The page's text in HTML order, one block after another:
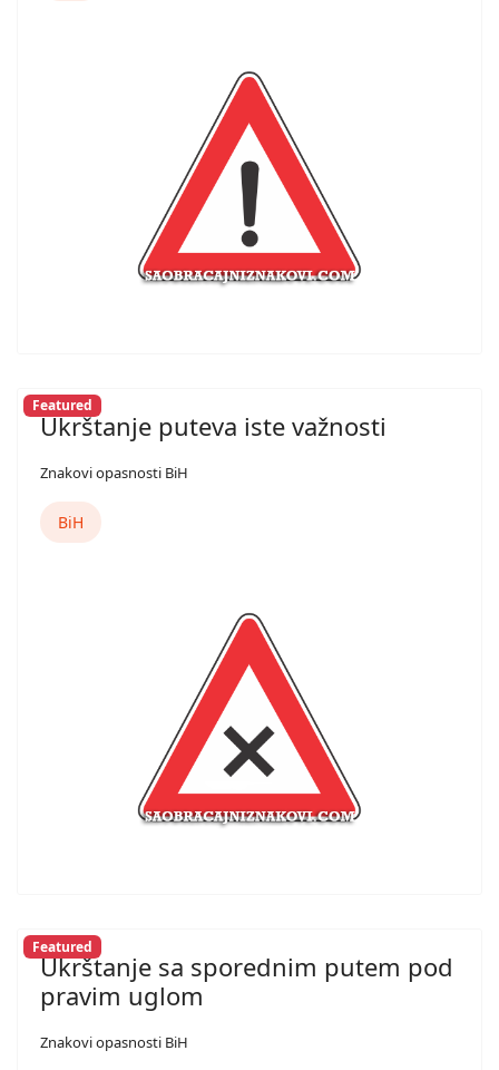
Featured
Ukrštanje puteva iste važnosti
Znakovi opasnosti BiH
BiH
Featured
Ukrštanje sa sporednim putem pod
pravim uglom
Znakovi opasnosti BiH